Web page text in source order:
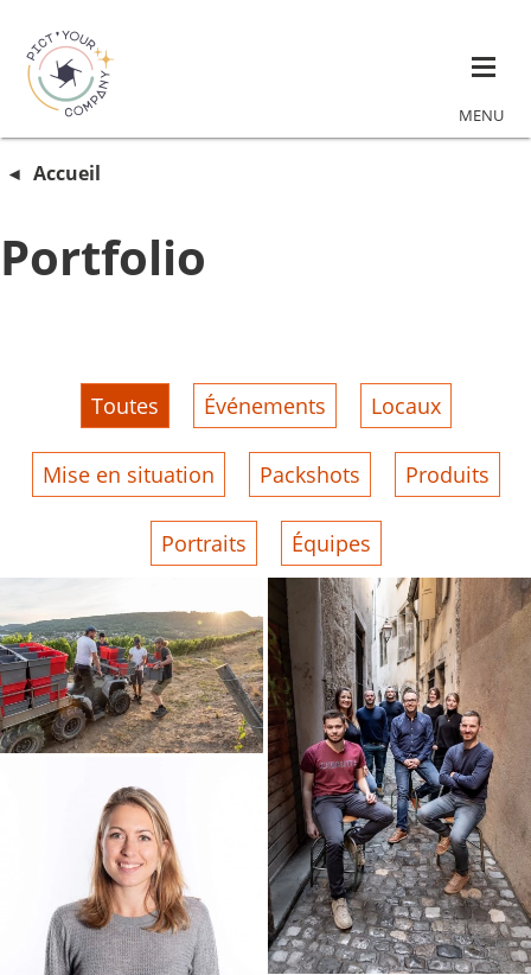
MENU
Accueil
Portfolio
Toutes Événements Locaux
Mise en situation Packshots Produits
Portraits Équipes